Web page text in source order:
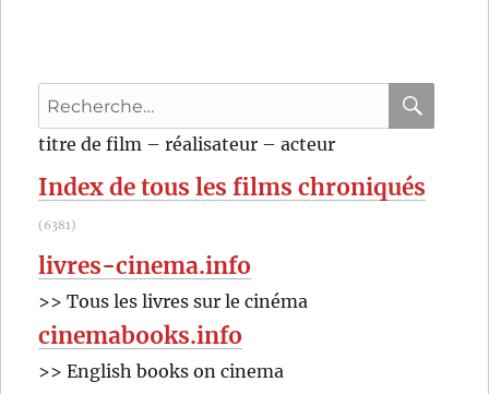
Ryûsuke
Recherche
pour
titre de film – réalisateur – acteur
Index de tous les films chroniqués
(6381)
livres-cinema.info
>> Tous les livres sur le cinéma
cinemabooks.info
>> English books on cinema